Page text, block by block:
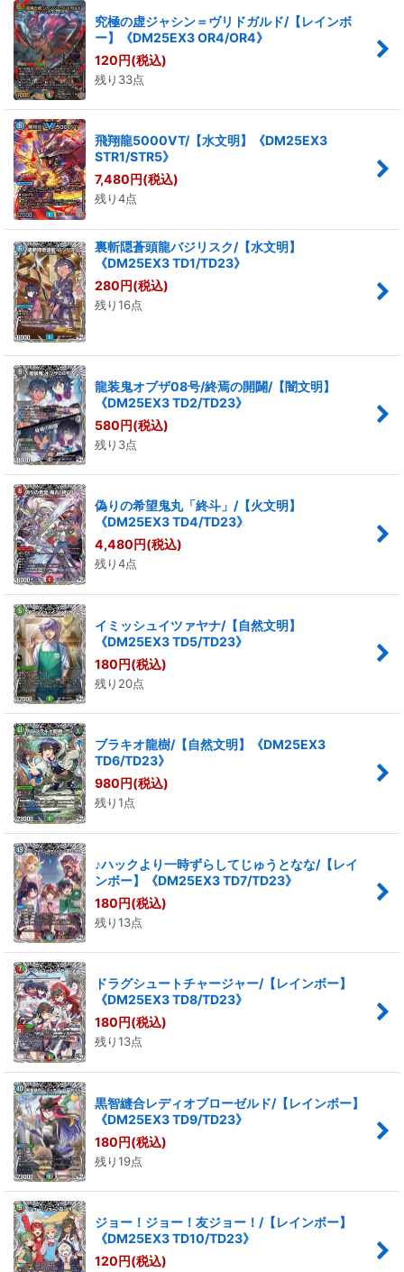
究極の虚ジャシン＝ヴリドガルド/【レインボ
ー】《DM25EX3 OR4/OR4》
120円(税込)
残り33点
飛翔龍5000VT/【水文明】《DM25EX3
STR1/STR5》
7,480円(税込)
残り4点
裏斬隠蒼頭龍バジリスク/【水文明】
《DM25EX3 TD1/TD23》
280円(税込)
残り16点
龍装鬼オブザ08号/終焉の開闢/【闇文明】
《DM25EX3 TD2/TD23》
580円(税込)
残り3点
偽りの希望鬼丸「終斗」/【火文明】
《DM25EX3 TD4/TD23》
4,480円(税込)
残り4点
イミッシュイツァヤナ/【自然文明】
《DM25EX3 TD5/TD23》
180円(税込)
残り20点
ブラキオ龍樹/【自然文明】《DM25EX3
TD6/TD23》
980円(税込)
残り1点
♪ハックより一時ずらしてじゅうとなな/【レイ
ンボー】《DM25EX3 TD7/TD23》
180円(税込)
残り13点
ドラグシュートチャージャー/【レインボー】
《DM25EX3 TD8/TD23》
180円(税込)
残り13点
黒智縫合レディオブローゼルド/【レインボー】
《DM25EX3 TD9/TD23》
180円(税込)
残り19点
ジョー！ジョー！友ジョー！/【レインボー】
《DM25EX3 TD10/TD23》
120円(税込)